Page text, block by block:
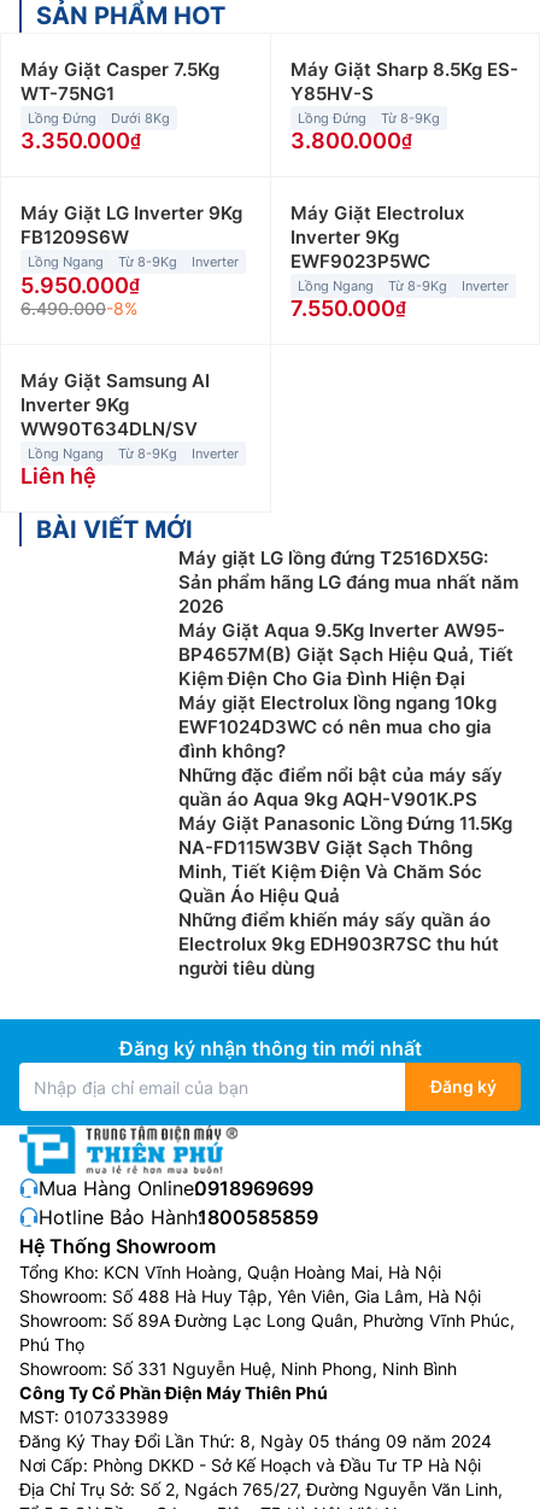
SẢN PHẨM HOT
Máy Giặt Casper 7.5Kg
WT-75NG1
Lồng Đứng Dưới 8Kg
3.350.000
Máy Giặt Sharp 8.5Kg ES-
Y85HV-S
Lồng Đứng Từ 8-9Kg
3.800.000
Máy Giặt LG Inverter 9Kg
FB1209S6W
Lồng Ngang Từ 8-9Kg Inverter
5.950.000
6.490.000-8%
Máy Giặt Electrolux
Inverter 9Kg
EWF9023P5WC
Lồng Ngang Từ 8-9Kg Inverter
7.550.000
Máy Giặt Samsung AI
Inverter 9Kg
WW90T634DLN/SV
Lồng Ngang Từ 8-9Kg Inverter
Liên hệ
BÀI VIẾT MỚI
Máy giặt LG lồng đứng T2516DX5G:
Sản phẩm hãng LG đáng mua nhất năm
2026
Máy Giặt Aqua 9.5Kg Inverter AW95-
BP4657M(B) Giặt Sạch Hiệu Quả, Tiết
Kiệm Điện Cho Gia Đình Hiện Đại
Máy giặt Electrolux lồng ngang 10kg
EWF1024D3WC có nên mua cho gia
đình không?
Những đặc điểm nổi bật của máy sấy
quần áo Aqua 9kg AQH-V901K.PS
Máy Giặt Panasonic Lồng Đứng 11.5Kg
NA-FD115W3BV Giặt Sạch Thông
Minh, Tiết Kiệm Điện Và Chăm Sóc
Quần Áo Hiệu Quả
Những điểm khiến máy sấy quần áo
Electrolux 9kg EDH903R7SC thu hút
người tiêu dùng
Đăng ký nhận thông tin mới nhất
Đăng ký
Mua Hàng Online:0918969699
Hotline Bảo Hành:1800585859
Hệ Thống Showroom
Tổng Kho: KCN Vĩnh Hoàng, Quận Hoàng Mai, Hà Nội
Showroom: Số 488 Hà Huy Tập, Yên Viên, Gia Lâm, Hà Nội
Showroom: Số 89A Đường Lạc Long Quân, Phường Vĩnh Phúc,
Phú Thọ
Showroom: Số 331 Nguyễn Huệ, Ninh Phong, Ninh Bình
Công Ty Cổ Phần Điện Máy Thiên Phú
MST: 0107333989
Đăng Ký Thay Đổi Lần Thứ: 8, Ngày 05 tháng 09 năm 2024
Nơi Cấp: Phòng DKKD - Sở Kế Hoạch và Đầu Tư TP Hà Nội
Địa Chỉ Trụ Sở: Số 2, Ngách 765/27, Đường Nguyễn Văn Linh,